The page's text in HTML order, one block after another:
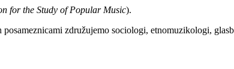
for the Study of Popular Music).
združujemo sociologi, etnomuzikologi,